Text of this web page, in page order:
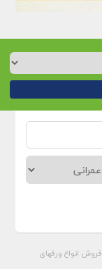
فروش انواع ورقهای